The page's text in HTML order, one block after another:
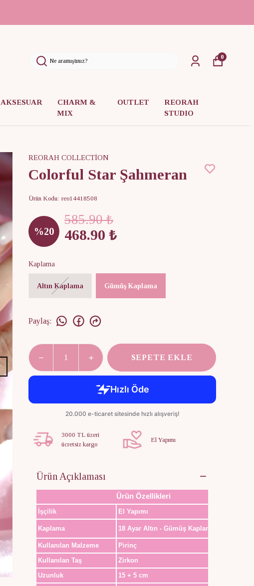
AKSESUAR
CHARM &
MIX
OUTLET
REORAH
STUDIO
0
REORAH COLLECTİON
Colorful Star Şahmeran
Ürün Kodu: reo14418508
%20
585.90 ₺
468.90 ₺
Kaplama
Altın Kaplama Gümüş Kaplama
Paylaş:
SEPETE EKLE
3000 TL üzeri
ücretsiz kargo
El Yapımı
Ürün Açıklaması
Ürün Özellikleri
İşçilik El Yapımı
Kaplama 18 Ayar Altın - Gümüş Kaplama
Kullanılan Malzeme
Pirinç
Kullanılan Taş
Zirkon
Uzunluk
15 + 5 cm